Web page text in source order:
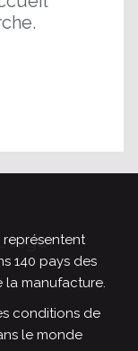
représentent
140 pays des
la manufacture.
conditions de
le monde